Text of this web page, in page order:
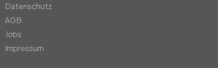
Datenschutz
AGB
Jobs
Impressum